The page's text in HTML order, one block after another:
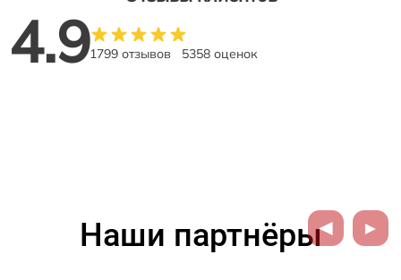
4.91799 отзывов 5358 оценок
Наши партнёры